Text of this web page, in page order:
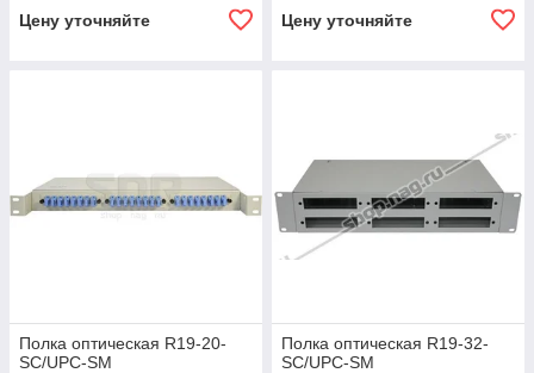
Цену уточняйте Цену уточняйте
Полка оптическая R19-20-
SC/UPC-SM
Полка оптическая R19-32-
SC/UPC-SM